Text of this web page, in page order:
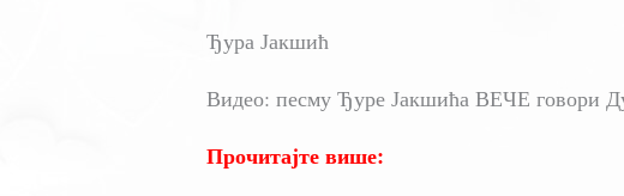
Ђура Јакшић
Видео: песму Ђуре Јакшића ВЕЧЕ говори
Прочитајте више: